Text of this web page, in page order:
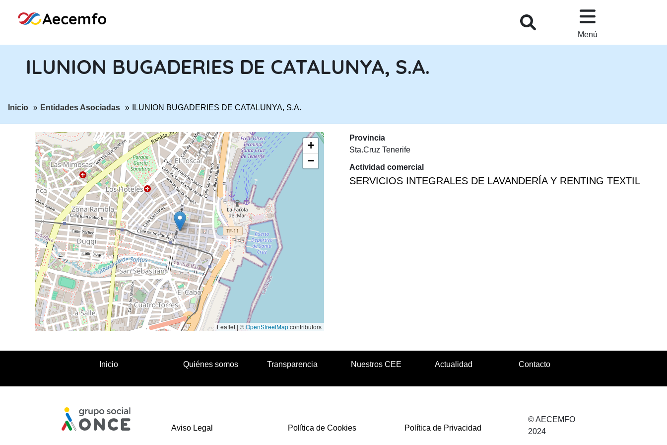
Menú
ILUNION BUGADERIES DE CATALUNYA, S.A.
ir a página:
Inicio ir a página:
Entidades Asociadas ILUNION BUGADERIES DE CATALUNYA, S.A.
+
−
Leaflet | ©OpenStreetMapcontributors
Provincia
Sta.Cruz Tenerife
Actividad comercial
SERVICIOS INTEGRALES DE LAVANDERÍA Y RENTING TEXTIL
Inicio Quiénes somos Transparencia Nuestros CEE Actualidad Contacto
Aviso Legal Política de Cookies Política de Privacidad
© AECEMFO
2024